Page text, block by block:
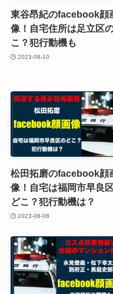
東谷昂紀のfacebook顔
像！自宅住所は足立区
こ？犯行動機も
2023-08-10
松田拓磨のfacebook顔
像！自宅は福岡市早良
どこ？犯行動機は？
2023-08-08